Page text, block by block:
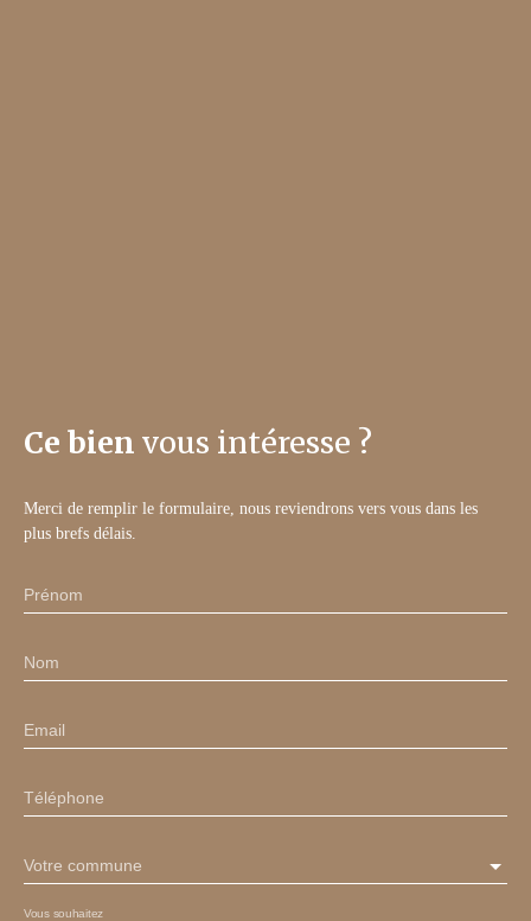
Ce bien vous intéresse ?
Merci de remplir le formulaire, nous reviendrons vers vous dans les
plus brefs délais.
Prénom
Nom
Email
Téléphone
Votre commune
Vous souhaitez